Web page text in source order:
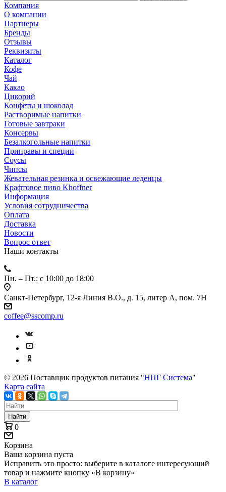
Компания
О компании
Партнеры
Бренды
Отзывы
Реквизиты
Каталог
Кофе
Чай
Какао
Цикорий
Конфеты и шоколад
Растворимые напитки
Готовые завтраки
Консервы
Безалкогольные напитки
Приправы и специи
Соусы
Чипсы
Жевательная резинка и освежающие леденцы
Крафтовое пиво Khoffner
Информация
Условия сотрудничества
Оплата
Доставка
Новости
Вопрос ответ
Наши контакты
Пн. – Пт.: с 10:00 до 18:00
Санкт-Петербург, 12-я Линия В.О., д. 15, литер А, пом. 7Н
coffee@sscomp.ru
© 2026 Поставщик продуктов питания "НПГ Система"
Карта сайта
Найти
0
Корзина
Ваша корзина пуста
Исправить это просто: выберите в каталоге интересующий
товар и нажмите кнопку «В корзину»
В каталог